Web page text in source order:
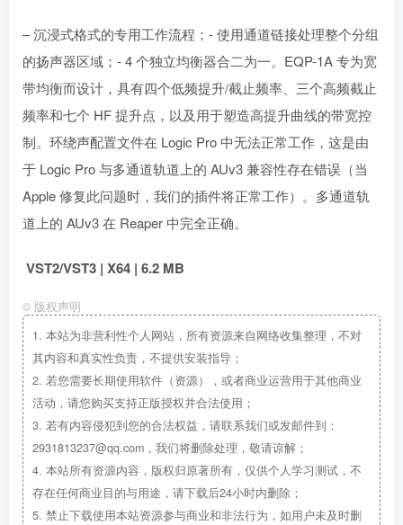
– 沉浸式格式的专用工作流程；- 使用通道链接处理整个分组
的扬声器区域；- 4 个独立均衡器合二为一。EQP-1A 专为宽
带均衡而设计，具有四个低频提升/截止频率、三个高频截止
频率和七个 HF 提升点，以及用于塑造高提升曲线的带宽控
制。环绕声配置文件在 Logic Pro 中无法正常工作，这是由
于 Logic Pro 与多通道轨道上的 AUv3 兼容性存在错误（当
Apple 修复此问题时，我们的插件将正常工作）。多通道轨
道上的 AUv3 在 Reaper 中完全正确。
VST2/VST3 | X64 | 6.2 MB
© 版权声明
1. 本站为非营利性个人网站，所有资源来自网络收集整理，不对
其内容和真实性负责，不提供安装指导；
2. 若您需要长期使用软件（资源），或者商业运营用于其他商业
活动，请您购买支持正版授权并合法使用；
3. 若有内容侵犯到您的合法权益，请联系我们或发邮件到：
2931813237@qq.com，我们将删除处理，敬请谅解；
4. 本站所有资源内容，版权归原著所有，仅供个人学习测试，不
存在任何商业目的与用途，请下载后24小时内删除；
5. 禁止下载使用本站资源参与商业和非法行为，如用户未及时删